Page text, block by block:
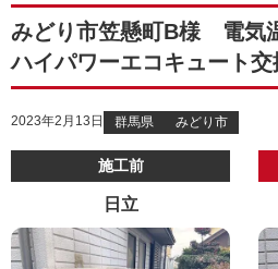
みどり市笠懸町B様 電気
ハイパワーエコキュート交
2023年2月13日 群馬県 みどり市
施工前
日立